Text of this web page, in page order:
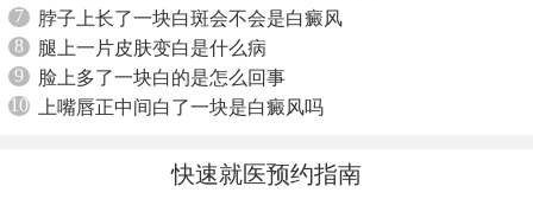
7
脖子上长了一块白斑会不会是白癜风
8
腿上一片皮肤变白是什么病
9
脸上多了一块白的是怎么回事
10
上嘴唇正中间白了一块是白癜风吗
快速就医预约指南